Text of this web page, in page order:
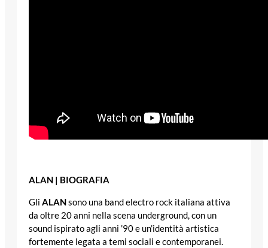
ALAN | BIOGRAFIA
Gli ALANsono una band electro rock italiana attiva
da oltre 20 anni nella scena underground, con un
sound ispirato agli anni ’90 e un’identità artistica
fortemente legata a temi sociali e contemporanei.